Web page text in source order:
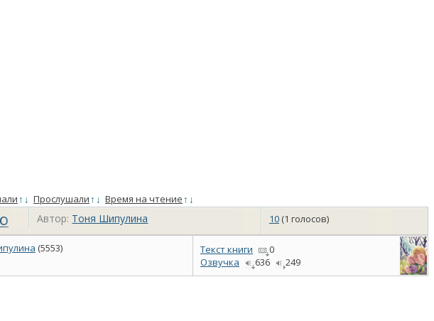
↑ ↓ Прослушали↑ ↓ Время на чтение↑ ↓
Автор: Тоня Шипулина 10(1 голосов)
(5553) Текст книги
0
Озвучка
636 249